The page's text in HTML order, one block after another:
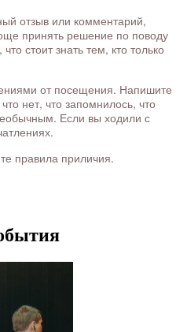
отзыв или комментарий,
принять решение по поводу
стоит знать тем, кто только
от посещения. Напишите
нет, что запомнилось, что
Если вы ходили с
правила приличия.